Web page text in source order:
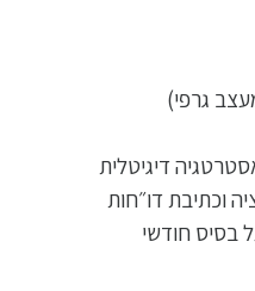
גרפי)
דיגיטלית
וכתיבת דו״חות
בסיס חודשי